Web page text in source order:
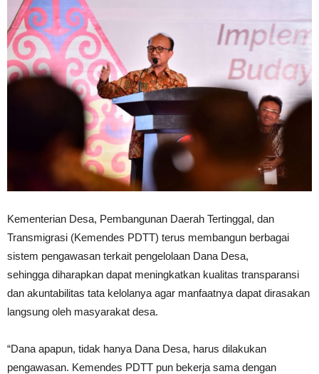
Kementerian Desa, Pembangunan Daerah Tertinggal, dan
Transmigrasi (Kemendes PDTT) terus membangun berbagai
sistem pengawasan terkait pengelolaan Dana Desa,
sehingga diharapkan dapat meningkatkan kualitas transparansi
dan akuntabilitas tata kelolanya agar manfaatnya dapat dirasakan
langsung oleh masyarakat desa.
“Dana apapun, tidak hanya Dana Desa, harus dilakukan
pengawasan. Kemendes PDTT pun bekerja sama dengan